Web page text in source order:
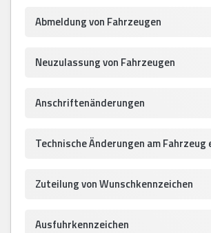
Abmeldung von Fahrzeugen
Neuzulassung von Fahrzeugen
Anschriftenänderungen
Technische Änderungen am
Zuteilung von Wunschkennzeichen
Ausfuhrkennzeichen